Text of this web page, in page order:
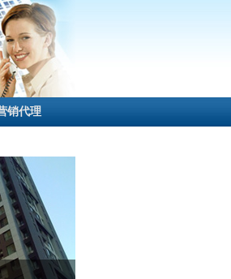
销代理